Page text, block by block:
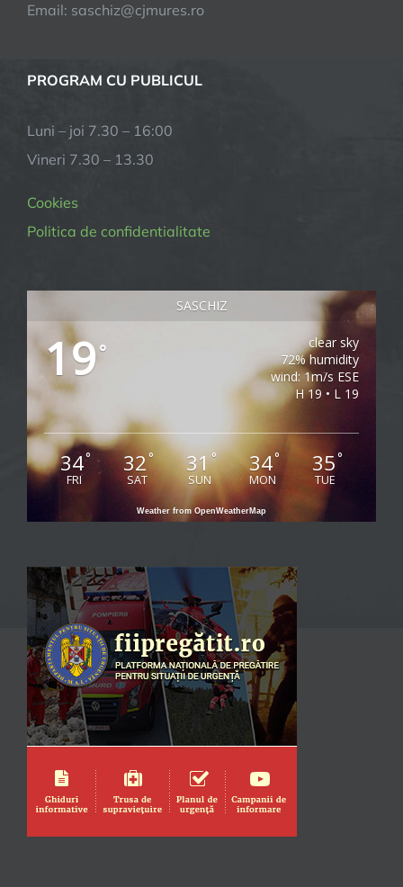
Email: saschiz@cjmures.ro
PROGRAM CU PUBLICUL
Luni – joi 7.30 – 16:00
Vineri 7.30 – 13.30
Cookies
Politica de confidentialitate
SASCHIZ
19°
clear sky
72% humidity
wind: 1m/s ESE
H 19 • L 19
34°
FRI
32°
SAT
31°
SUN
34°
MON
35°
TUE
Weather from OpenWeatherMap